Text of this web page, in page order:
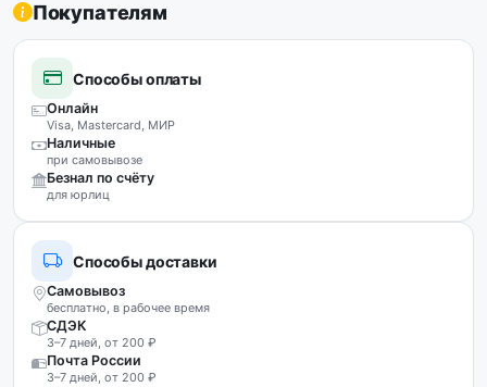
Покупателям
Способы оплаты
Онлайн
Visa, Mastercard, МИР
Наличные
при самовывозе
Безнал по счёту
для юрлиц
Способы доставки
Самовывоз
бесплатно, в рабочее время
СДЭК
3–7 дней, от 200 ₽
Почта России
3–7 дней, от 200 ₽